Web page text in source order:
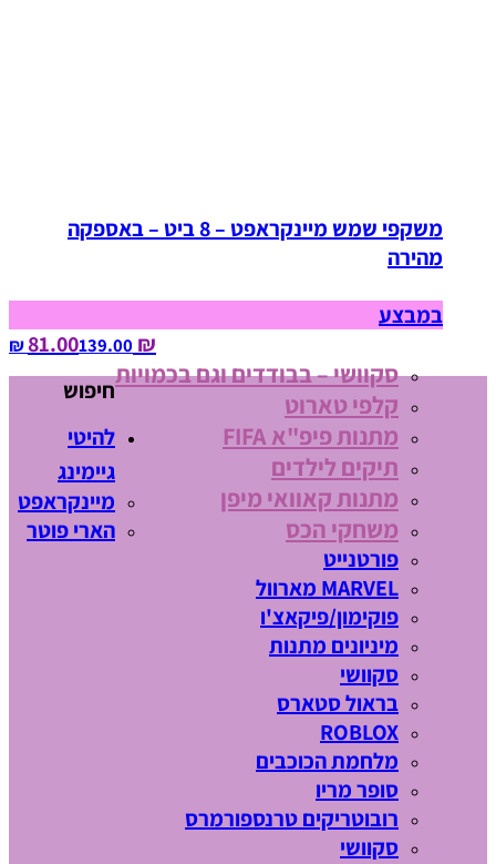
משקפי שמש מיינקראפט – 8 ביט – באספקה
מהירה
במבצע
₪ 81.00
139.00‏ ₪
סקוושי – בבודדים וגם בכמויות
קלפי טארוט
מתנות פיפ"א FIFA
תיקים לילדים
מתנות קאוואי מיפן
משחקי הכס
חיפוש
להיטי
גיימינג
מיינקראפט
הארי פוטר
פורטנייט
MARVEL מארוול
פוקימון/פיקאצ'ו
מיניונים מתנות
סקוושי
בראול סטארס
ROBLOX
מלחמת הכוכבים
סופר מריו
רובוטריקים טרנספורמרס
סקוושי